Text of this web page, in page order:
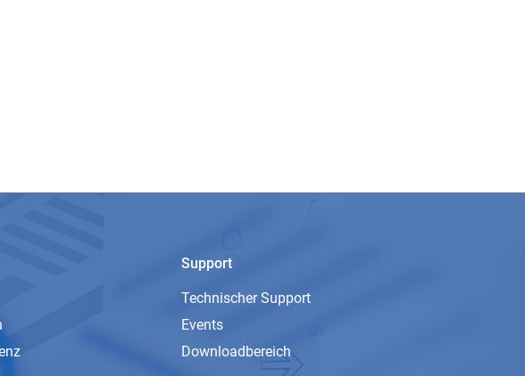
Support
Technischer Support
Events
Downloadbereich